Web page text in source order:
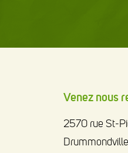
Venez nous
2570 rue St-